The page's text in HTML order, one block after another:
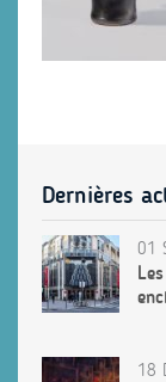
Dernières
01
18